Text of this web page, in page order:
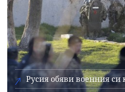
Русия обяви военния